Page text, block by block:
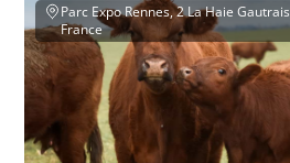
Parc Expo Rennes, 2 La Haie
France